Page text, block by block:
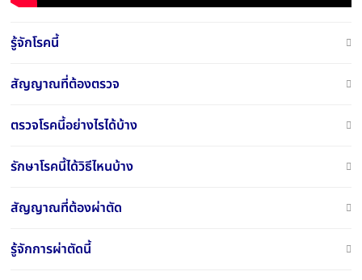
รู้จักโรคนี้
สัญญาณที่ต้องตรวจ
ตรวจโรคนี้อย่างไรได้บ้าง
รักษาโรคนี้ได้วิธีไหนบ้าง
สัญญาณที่ต้องผ่าตัด
รู้จักการผ่าตัดนี้